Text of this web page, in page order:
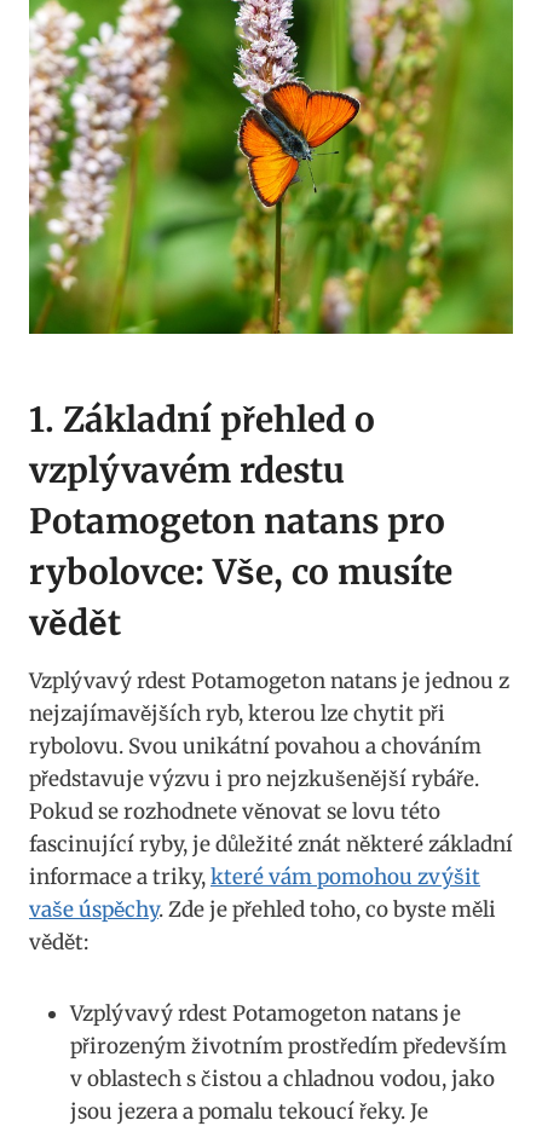
1. Základní‍ přehled o ​
vzplývavém rdestu
Potamogeton natans pro
rybolovce: Vše, co musíte
vědět
Vzplývavý rdest​ Potamogeton natans je jednou ⁤z
nejzajímavějších‍ ryb, kterou lze ‍chytit při
rybolovu. ⁢Svou‍ unikátní povahou a⁤ chováním
představuje výzvu i pro⁤ nejzkušenější rybáře.
Pokud se rozhodnete věnovat se lovu této
fascinující ryby, je‌ důležité znát některé základní‍
informace a ‍triky,které vám pomohou zvýšit
vaše úspěchy. Zde je přehled‍ toho, co byste‌ měli
vědět:
Vzplývavý rdest Potamogeton natans je
přirozeným životním⁤ prostředím ‍především
v⁣ oblastech s čistou a chladnou vodou, jako
jsou jezera ​a pomalu tekoucí ⁢řeky.‍ Je